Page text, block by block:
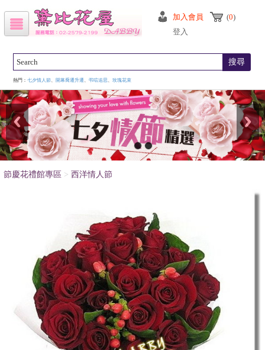
加入會員
登入
(0)
搜尋
熱門：七夕情人節、 開幕喬遷升遷 、弔唁追思、玫瑰花束
節慶花禮館專區 > 西洋情人節